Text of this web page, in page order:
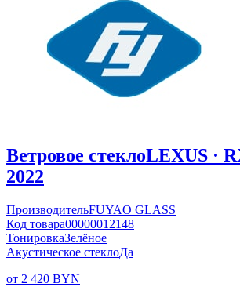
Ветровое стеклоLEXUS ·
2022
ПроизводительFUYAO GLASS
Код товара00000012148
ТонировкаЗелёное
Акустическое стеклоДа
от 2 420 BYN